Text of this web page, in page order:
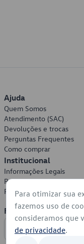
Ajuda
Quem Somos
Atendimento (SAC)
Devoluções e trocas
Perguntas Frequentes
Como comprar
Institucional
Informações Legais
Política de Privacidade
Política de Cookies
Formas de
Para otimizar sua
fazemos uso de
consideramos que
de privacidade.